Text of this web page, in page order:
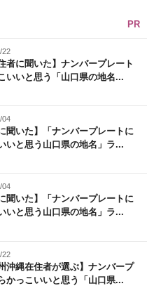
PR
22
者に聞いた】ナンバープレート
いいと思う「山口県の地名...
04
聞いた】「ナンバープレートに
いと思う山口県の地名」ラ...
04
聞いた】「ナンバープレートに
いと思う山口県の地名」ラ...
22
沖縄在住者が選ぶ】ナンバープ
かっこいいと思う「山口県...